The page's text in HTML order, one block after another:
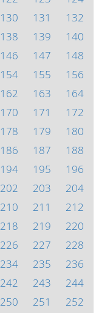
130 131
132
138 139
140
146 147
148
154 155
156
162 163
164
170 171
172
178 179
180
186 187
188
194 195
196
202 203
204
210 211
212
218 219
220
226 227
228
234 235
236
242 243
244
250 251
252